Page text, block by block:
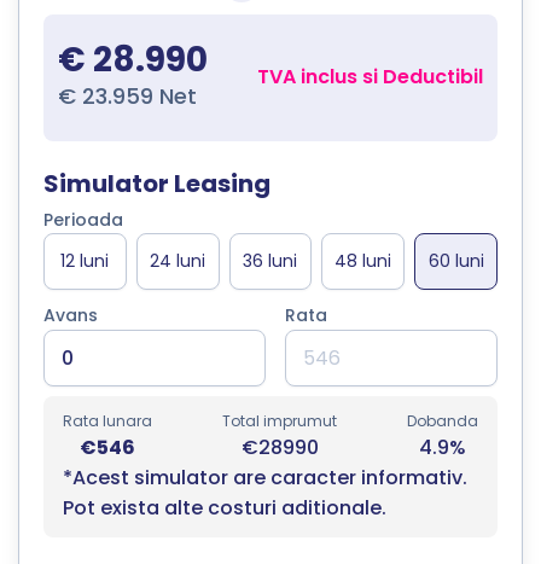
€ 28.990
€ 23.959 Net
TVA inclus si Deductibil
Simulator Leasing
Perioada
Avans Rata
Rata lunara
€546
Total imprumut
€28990
Dobanda
4.9%
*Acest simulator are caracter informativ.
Pot exista alte costuri aditionale.